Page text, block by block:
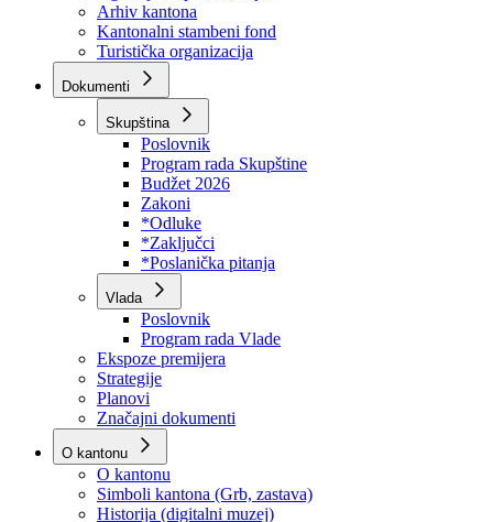
BPK šume
RTV BPK
Agencija za privatizaciju
Arhiv kantona
Kantonalni stambeni fond
Turistička organizacija
Dokumenti
Skupština
Poslovnik
Program rada Skupštine
Budžet 2026
Zakoni
*Odluke
*Zaključci
*Poslanička pitanja
Vlada
Poslovnik
Program rada Vlade
Ekspoze premijera
Strategije
Planovi
Značajni dokumenti
O kantonu